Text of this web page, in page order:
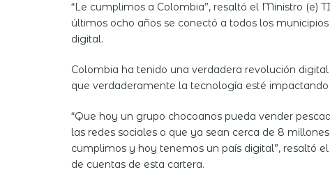
“Le cumplimos a Colombia”, resaltó el Ministro (e)
últimos ocho años se conectó a todos los
digital.
Colombia ha tenido una verdadera revolución
que verdaderamente la tecnología esté
“Que hoy un grupo chocoanos pueda vender
las redes sociales o que ya sean cerca de 8
cumplimos y hoy tenemos un país digital”, resaltó
de cuentas de esta cartera.